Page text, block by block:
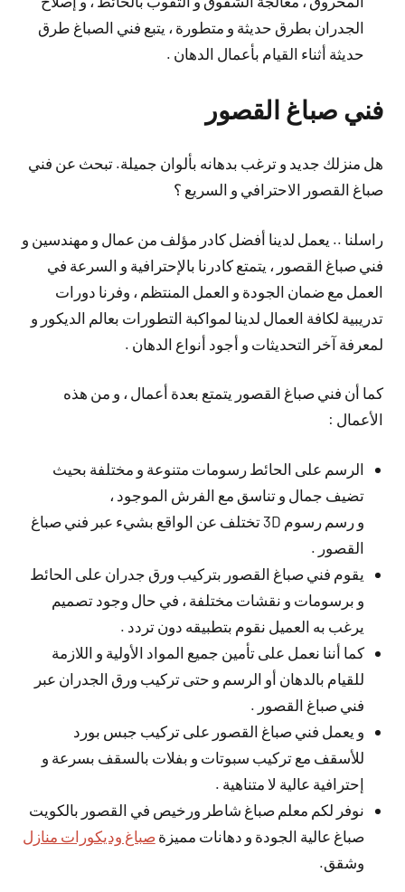
الجدران بطرق حديثة و متطورة ، يتبع فني الصباغ طرق
حديثة أثناء القيام بأعمال الدهان .
فني صباغ القصور
هل منزلك جديد و ترغب بدهانه بألوان جميلة. تبحث عن فني
صباغ القصور الاحترافي و السريع ؟
راسلنا .. يعمل لدينا أفضل كادر مؤلف من عمال و مهندسين و
فني صباغ القصور ، يتمتع كادرنا بالإحترافية و السرعة في
العمل مع ضمان الجودة و العمل المنتظم ، وفرنا دورات
تدريبية لكافة العمال لدينا لمواكبة التطورات بعالم الديكور و
لمعرفة آخر التحديثات و أجود أنواع الدهان .
كما أن فني صباغ القصور يتمتع بعدة أعمال ، و من هذه
الأعمال :
الرسم على الحائط رسومات متنوعة و مختلفة بحيث
تضيف جمال و تناسق مع الفرش الموجود ،
و رسم رسوم 3D تختلف عن الواقع بشيء عبر فني صباغ
القصور .
يقوم فني صباغ القصور بتركيب ورق جدران على الحائط
و برسومات و نقشات مختلفة ، في حال وجود تصميم
يرغب به العميل نقوم بتطبيقه دون تردد .
كما أننا نعمل على تأمين جميع المواد الأولية و اللازمة
للقيام بالدهان أو الرسم و حتى تركيب ورق الجدران عبر
فني صباغ القصور .
و يعمل فني صباغ القصور على تركيب جبس بورد
للأسقف مع تركيب سبوتات و بفلات بالسقف بسرعة و
إحترافية عالية لا متناهية .
نوفر لكم معلم صباغ شاطر ورخيص في القصور بالكويت
صباغ عالية الجودة و دهانات مميزةصباغ وديكورات منازل
وشقق.